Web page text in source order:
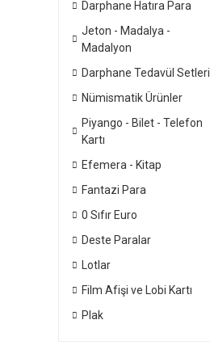
Darphane Hatıra Para
Jeton - Madalya -
Madalyon
Darphane Tedavül Setleri
Nümismatik Ürünler
Piyango - Bilet - Telefon
Kartı
Efemera - Kitap
Fantazi Para
0 Sıfır Euro
Deste Paralar
Lotlar
Film Afişi ve Lobi Kartı
Plak